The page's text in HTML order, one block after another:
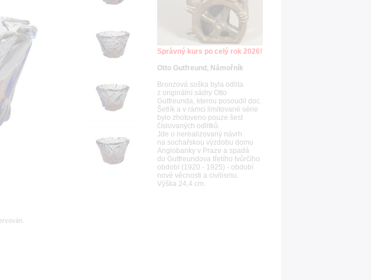
Správný kurs po celý rok 2026!
Otto Gutfreund, Námořník
Bronzová soška byla odlita
z originální sádry Otto
Gutfreunda, kterou posoudil doc.
Šetlík a v rámci limitované série
bylo zhotoveno pouze šest
číslovaných odlitků.
Jde o nerealizovaný návrh
na sochařskou výzdobu domu
Anglobanky v Praze a spadá
do Gutfreundova třetího tvůrčího
období (1920 - 1925) - období
nové věcnosti a civilismu.
Výška 24,4 cm.